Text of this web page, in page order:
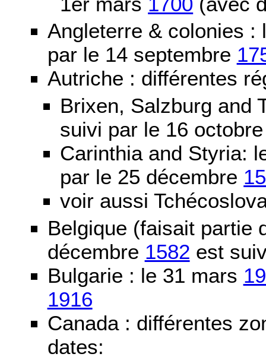
Angleterre & colonies
par le 14 septembre
Autriche : différentes
Brixen, Salzburg and
suivi par le 16
Carinthia and Styria:
par le 25 décembre
voir aussi
Belgique (faisait partie
décembre 1582 est
Bulgarie : le 31 mars
1916
Canada : différentes
dates: